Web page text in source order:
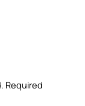
Required